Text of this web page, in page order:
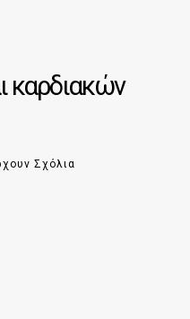
καρδιακών
Σχόλια